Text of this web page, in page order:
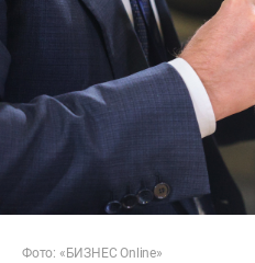
Фото: «БИЗНЕС Online»